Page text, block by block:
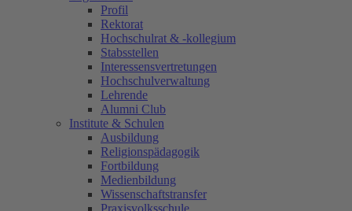
Profil
Rektorat
Hochschulrat & -kollegium
Stabsstellen
Interessensvertretungen
Hochschulverwaltung
Lehrende
Alumni Club
Institute & Schulen
Ausbildung
Religionspädagogik
Fortbildung
Medienbildung
Wissenschaftstransfer